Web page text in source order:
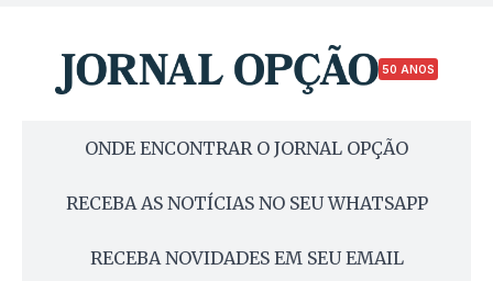
50 ANOS
ONDE ENCONTRAR O JORNAL OPÇÃO
RECEBA AS NOTÍCIAS NO SEU WHATSAPP
RECEBA NOVIDADES EM SEU EMAIL